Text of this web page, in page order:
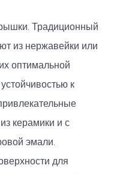
Традиционный
из нержавейки или
оптимальной
к
керамики и с
эмали.
для